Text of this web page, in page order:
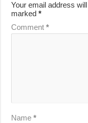
Your email address
marked*
Comment*
Name*